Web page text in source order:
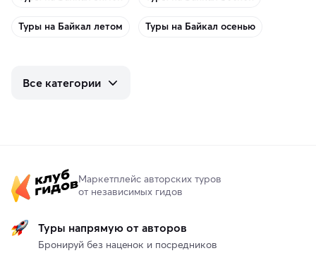
Туры на Байкал летом Туры на Байкал осенью
Все категории
Маркетплейс авторских туров
от независимых гидов
Туры напрямую от авторов
Бронируй без наценок и посредников